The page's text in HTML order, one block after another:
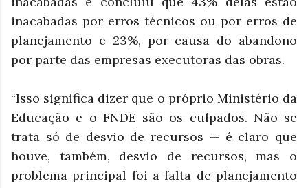
inacabadas por erros técnicos ou por erros de
planejamento e 23%, por causa do abandono
por parte das empresas executoras das obras.
“Isso significa dizer que o próprio Ministério da
Educação e o FNDE são os culpados. Não se
trata só de desvio de recursos — é claro que
houve, também, desvio de recursos, mas o
problema principal foi a falta de planejamento